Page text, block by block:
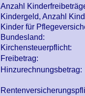
Anzahl
Kindergeld, Anzahl
Kinder für
Bundesland:
Kirchensteuerpflicht:
Freibetrag:
Hinzurechnungsbetrag: